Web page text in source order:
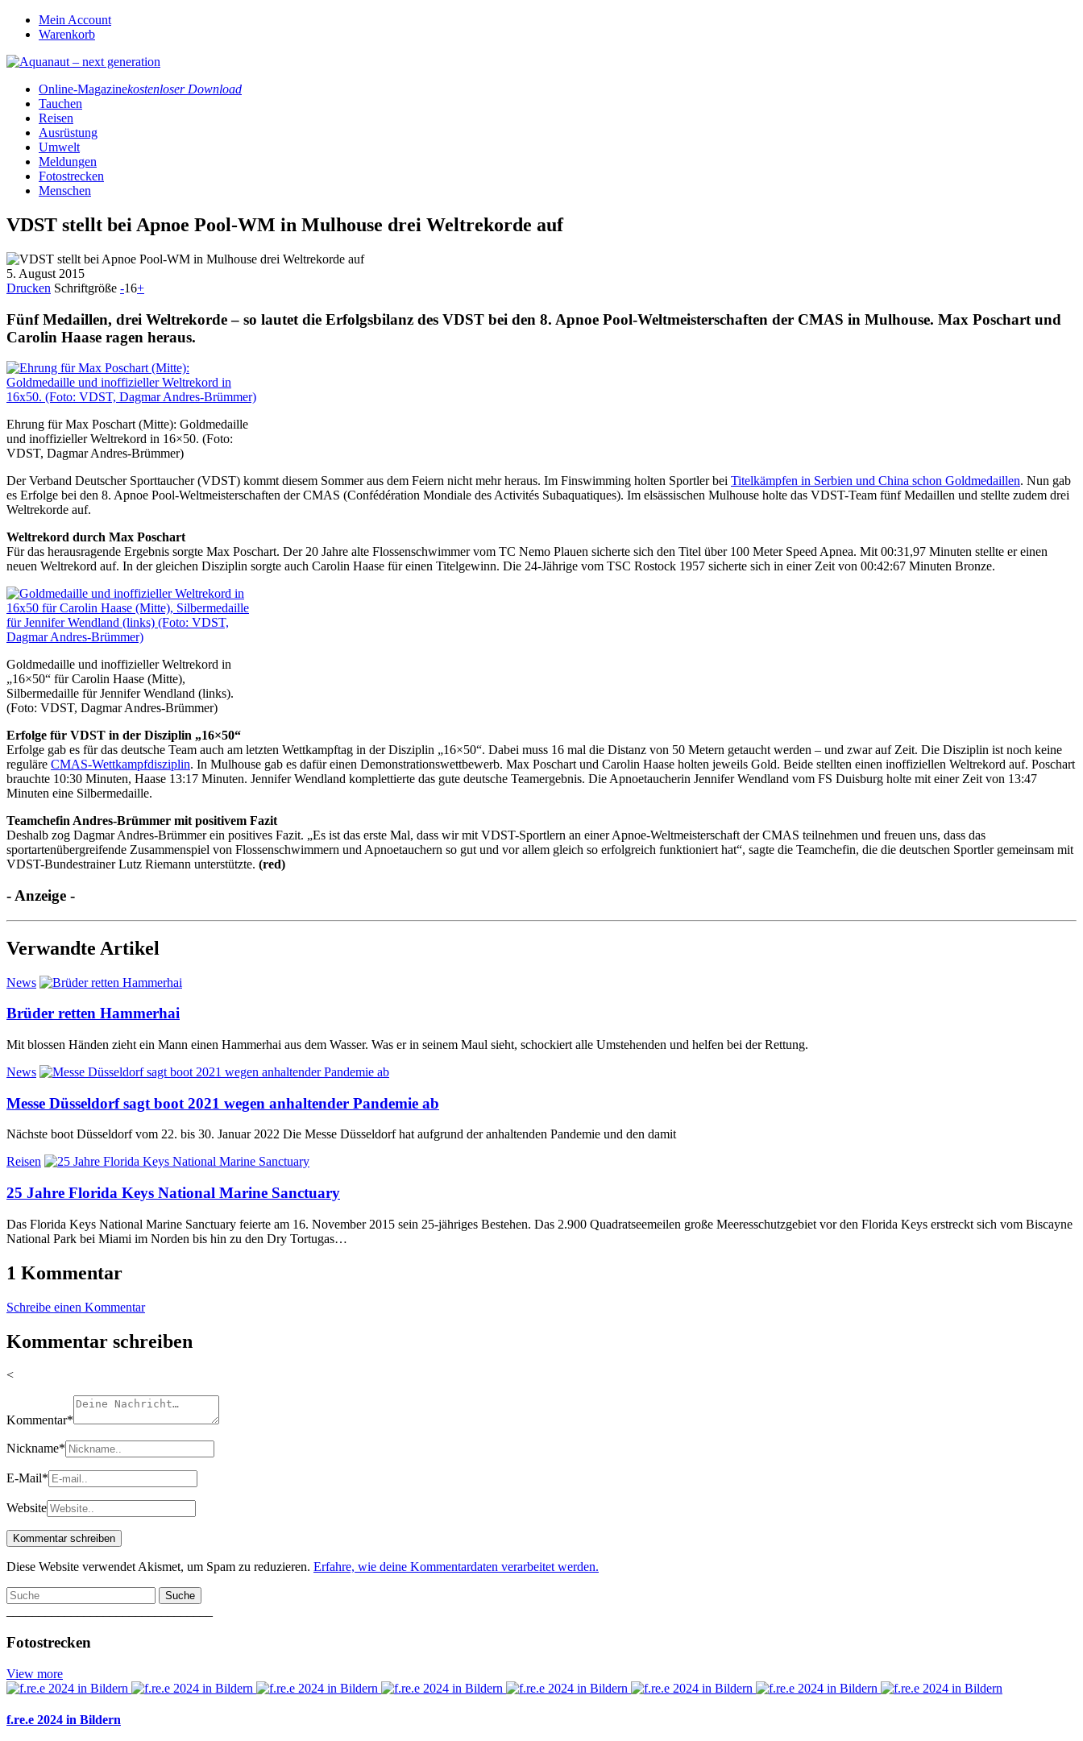
Mein Account
Warenkorb
Online-Magazinekostenloser Download
Tauchen
Reisen
Ausrüstung
Umwelt
Meldungen
Fotostrecken
Menschen
VDST stellt bei Apnoe Pool-WM in Mulhouse drei Weltrekorde auf
5. August 2015
Drucken Schriftgröße -16+
Fünf Medaillen, drei Weltrekorde – so lautet die Erfolgsbilanz des VDST bei den 8. Apnoe Pool-Weltmeisterschaften der CMAS in Mulhouse. Max Poschart und
Carolin Haase ragen heraus.
Ehrung für Max Poschart (Mitte): Goldmedaille
und inoffizieller Weltrekord in 16×50. (Foto:
VDST, Dagmar Andres-Brümmer)
Der Verband Deutscher Sporttaucher (VDST) kommt diesem Sommer aus dem Feiern nicht mehr heraus. Im Finswimming holten Sportler bei Titelkämpfen in Serbien und China schon Goldmedaillen. Nun gab
es Erfolge bei den 8. Apnoe Pool-Weltmeisterschaften der CMAS (Confédération Mondiale des Activités Subaquatiques). Im elsässischen Mulhouse holte das VDST-Team fünf Medaillen und stellte zudem drei
Weltrekorde auf.
Weltrekord durch Max Poschart
Für das herausragende Ergebnis sorgte Max Poschart. Der 20 Jahre alte Flossenschwimmer vom TC Nemo Plauen sicherte sich den Titel über 100 Meter Speed Apnea. Mit 00:31,97 Minuten stellte er einen
neuen Weltrekord auf. In der gleichen Disziplin sorgte auch Carolin Haase für einen Titelgewinn. Die 24-Jährige vom TSC Rostock 1957 sicherte sich in einer Zeit von 00:42:67 Minuten Bronze.
Goldmedaille und inoffizieller Weltrekord in
„16×50“ für Carolin Haase (Mitte),
Silbermedaille für Jennifer Wendland (links).
(Foto: VDST, Dagmar Andres-Brümmer)
Erfolge für VDST in der Disziplin „16×50“
Erfolge gab es für das deutsche Team auch am letzten Wettkampftag in der Disziplin „16×50“. Dabei muss 16 mal die Distanz von 50 Metern getaucht werden – und zwar auf Zeit. Die Disziplin ist noch keine
reguläre CMAS-Wettkampfdisziplin. In Mulhouse gab es dafür einen Demonstrationswettbewerb. Max Poschart und Carolin Haase holten jeweils Gold. Beide stellten einen inoffiziellen Weltrekord auf. Poschart
brauchte 10:30 Minuten, Haase 13:17 Minuten. Jennifer Wendland komplettierte das gute deutsche Teamergebnis. Die Apnoetaucherin Jennifer Wendland vom FS Duisburg holte mit einer Zeit von 13:47
Minuten eine Silbermedaille.
Teamchefin Andres-Brümmer mit positivem Fazit
Deshalb zog Dagmar Andres-Brümmer ein positives Fazit. „Es ist das erste Mal, dass wir mit VDST-Sportlern an einer Apnoe-Weltmeisterschaft der CMAS teilnehmen und freuen uns, dass das
sportartenübergreifende Zusammenspiel von Flossenschwimmern und Apnoetauchern so gut und vor allem gleich so erfolgreich funktioniert hat“, sagte die Teamchefin, die die deutschen Sportler gemeinsam mit
VDST-Bundestrainer Lutz Riemann unterstützte. (red)
- Anzeige -
Verwandte Artikel
News
Brüder retten Hammerhai
Mit blossen Händen zieht ein Mann einen Hammerhai aus dem Wasser. Was er in seinem Maul sieht, schockiert alle Umstehenden und helfen bei der Rettung.
News
Messe Düsseldorf sagt boot 2021 wegen anhaltender Pandemie ab
Nächste boot Düsseldorf vom 22. bis 30. Januar 2022 Die Messe Düsseldorf hat aufgrund der anhaltenden Pandemie und den damit
Reisen
25 Jahre Florida Keys National Marine Sanctuary
Das Florida Keys National Marine Sanctuary feierte am 16. November 2015 sein 25-jähriges Bestehen. Das 2.900 Quadratseemeilen große Meeresschutzgebiet vor den Florida Keys erstreckt sich vom Biscayne
National Park bei Miami im Norden bis hin zu den Dry Tortugas…
1 Kommentar
Schreibe einen Kommentar
Kommentar schreiben
<
Kommentar*
Nickname*
E-Mail*
Website
Diese Website verwendet Akismet, um Spam zu reduzieren. Erfahre, wie deine Kommentardaten verarbeitet werden.
Suche
Fotostrecken
View more
f.re.e 2024 in Bildern